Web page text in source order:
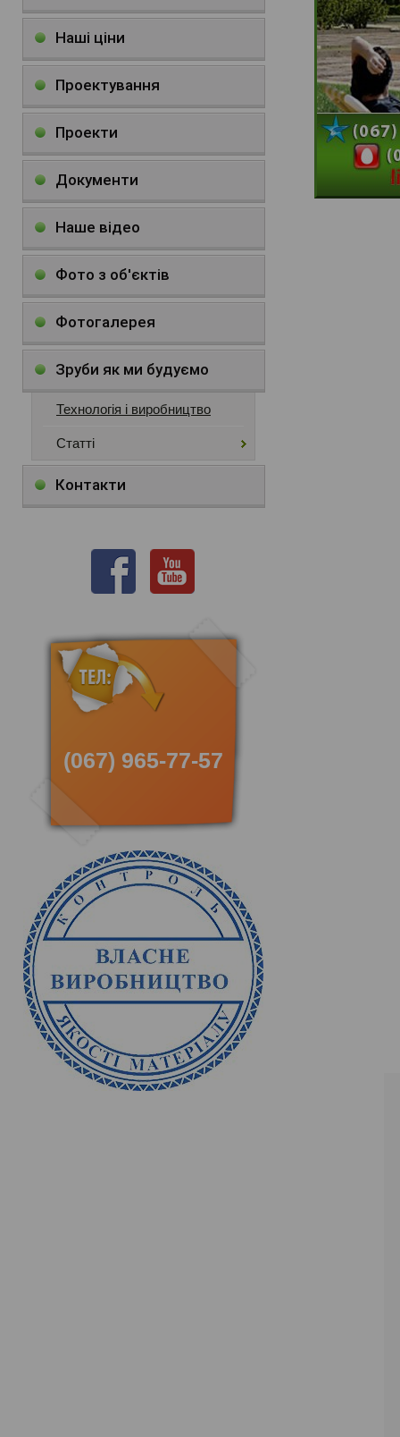
Наші ціни
Проектування
Проекти
Документи
Наше відео
Фото з об'єктів
Фотогалерея
Зруби як ми будуємо
Технологія і виробництво
Статті
Контакти
(067) 965-77-57